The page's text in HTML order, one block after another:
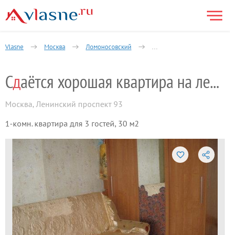
Vlasne Москва Ломоносовский 16-й квартал Юго-Запада
Сд аётся хорошая квартира на ленинском пр
Москва, Ленинский проспект 93
1-комн. квартира для 3 гостей, 30 м2